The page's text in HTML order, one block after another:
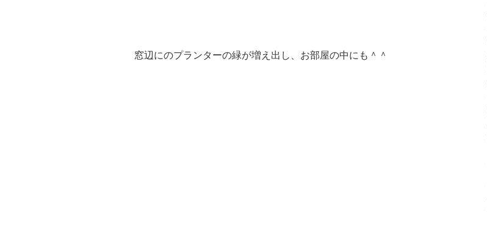
窓辺にのプランターの緑が増え出し、お部屋の中にも＾＾